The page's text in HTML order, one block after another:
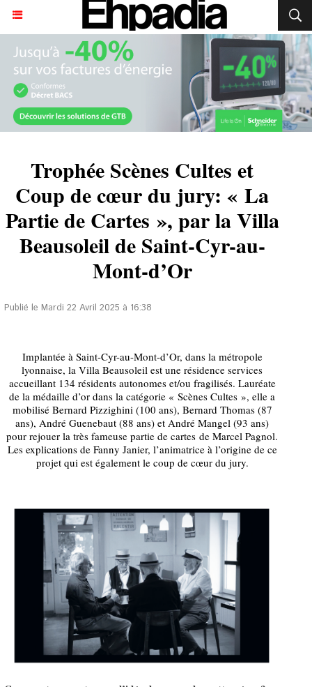
Trophée Scènes Cultes et
Coup de cœur du jury: « La
Partie de Cartes », par la Villa
Beausoleil de Saint-Cyr-au-
Mont-d’Or
Publié le Mardi 22 Avril 2025 à 16:38
Implantée à Saint-Cyr-au-Mont-d’Or, dans la métropole
lyonnaise, la Villa Beausoleil est une résidence services
accueillant 134 résidents autonomes et/ou fragilisés. Lauréate
de la médaille d’or dans la catégorie « Scènes Cultes », elle a
mobilisé Bernard Pizzighini (100 ans), Bernard Thomas (87
ans), André Guenebaut (88 ans) et André Mangel (93 ans)
pour rejouer la très fameuse partie de cartes de Marcel Pagnol.
Les explications de Fanny Janier, l’animatrice à l’origine de ce
projet qui est également le coup de cœur du jury.